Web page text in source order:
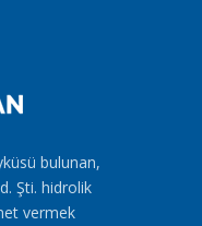
bulunan,
Şti. hidrolik
vermek